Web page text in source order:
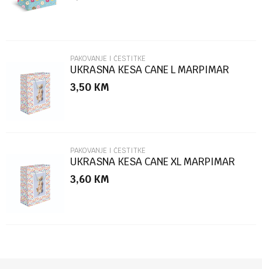
POŠALJI
PAKOVANJE I ČESTITKE
UKRASNA KESA CANE L MARPIMAR
3,50 KM
PAKOVANJE I ČESTITKE
UKRASNA KESA CANE XL MARPIMAR
3,60 KM